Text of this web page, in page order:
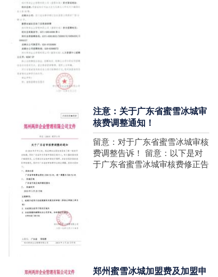
注意：关于广东省蜜雪冰城审
核费调整通知！
留意：对于广东省蜜雪冰城审核
费调整告诉！ 留意：以下是对
于广东省蜜雪冰城审核费修正告
郑州蜜雪冰城加盟费及加盟申